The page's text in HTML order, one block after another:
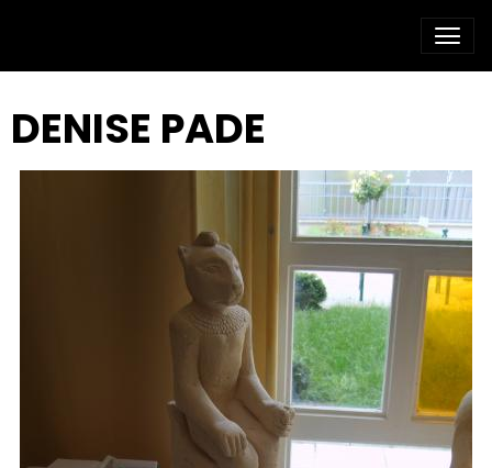
DENISE PADE